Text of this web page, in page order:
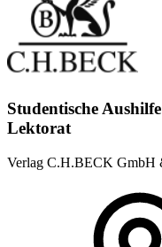
Studentische
Lektorat
Verlag C.H.BECK GmbH